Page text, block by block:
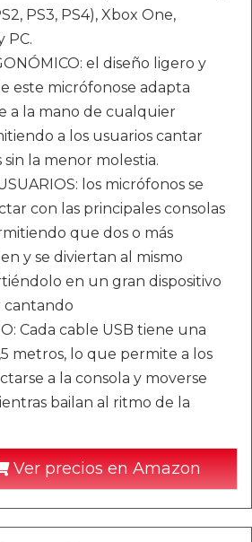
PS3, PS4), Xbox One,
PC.
el diseño ligero y
este micrófonose adapta
a la mano de cualquier
a los usuarios cantar
la menor molestia.
los micrófonos se
con las principales consolas
que dos o más
y se diviertan al mismo
en un gran dispositivo
cantando
Cada cable USB tiene una
metros, lo que permite a los
a la consola y moverse
bailan al ritmo de la
Ver precios en Amazon